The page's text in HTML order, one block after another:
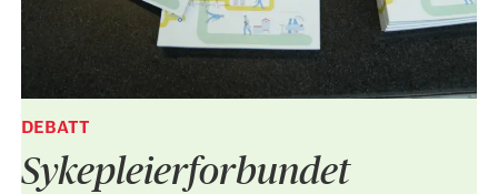
DEBATT
Sykepleier­forbundet